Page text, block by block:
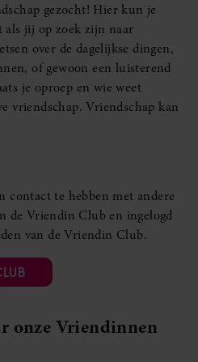
gezocht! Hier kun je
jij op zoek zijn naar
over de dagelijkse dingen,
of gewoon een luisterend
je oproep en wie weet
vriendschap. Vriendschap kan
contact te hebben met andere
de Vriendin Club en ingelogd
van de Vriendin Club.
onze Vriendinnen